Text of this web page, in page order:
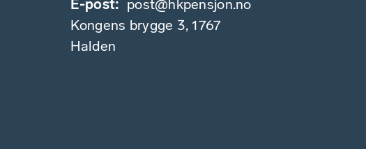
E-post: post@hkpensjon.no
Kongens brygge 3, 1767
Halden